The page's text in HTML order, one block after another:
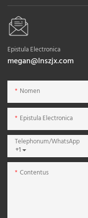
Epistula Electronica
megan@lnszjx.com
Nomen
Epistula Electronica
+1
Telephonum/WhatsApp
Contentus